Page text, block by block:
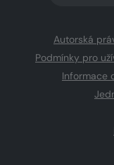
Autorská
Podmínky pro
Informace